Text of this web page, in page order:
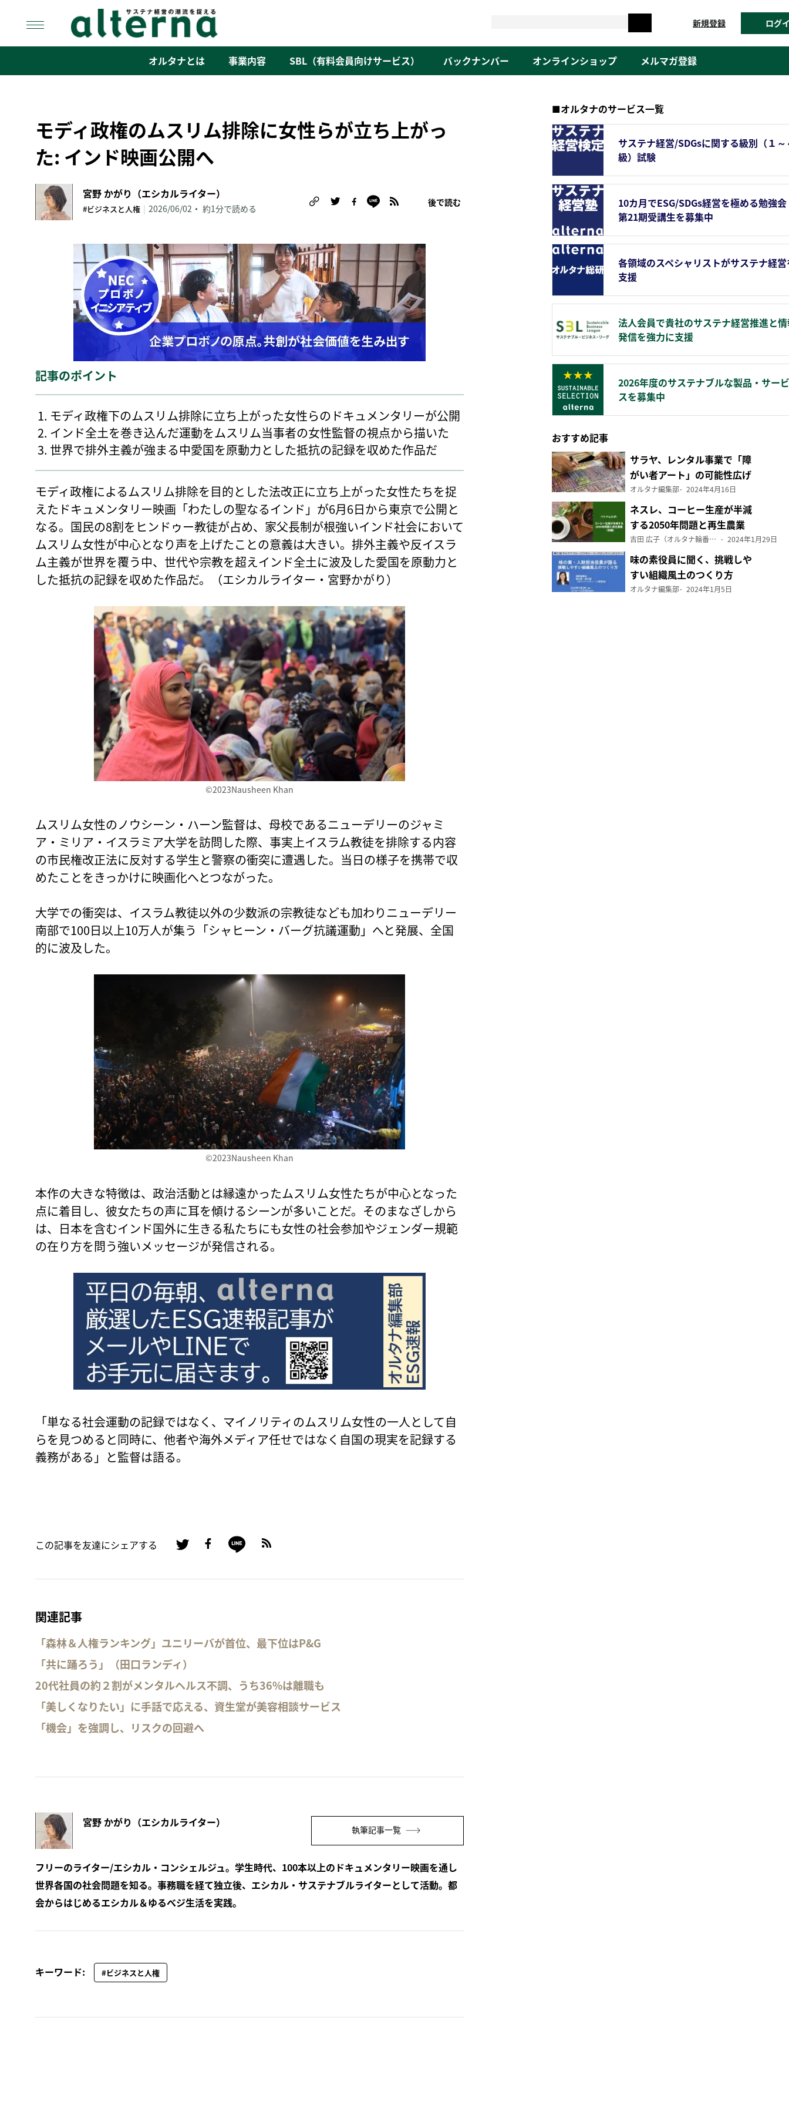
content
新規登録 ログ
オルタナとは 事業内容 SBL（有料会員向けサービス） バックナンバー オンラインショップ メルマガ登録
モディ政権のムスリム排除に女性らが立ち上がっ
た: インド映画公開へ
宮野 かがり（エシカルライター）
#ビジネスと人権 | 2026/06/02 約1分で読める
後で読む
記事のポイント
モディ政権下のムスリム排除に立ち上がった女性らのドキュメンタリーが公開
インド全土を巻き込んだ運動をムスリム当事者の女性監督の視点から描いた
世界で排外主義が強まる中愛国を原動力とした抵抗の記録を収めた作品だ
モディ政権によるムスリム排除を目的とした法改正に立ち上がった女性たちを捉
えたドキュメンタリー映画「わたしの聖なるインド」が6月6日から東京で公開と
なる。国民の8割をヒンドゥー教徒が占め、家父長制が根強いインド社会において
ムスリム女性が中心となり声を上げたことの意義は大きい。排外主義や反イスラ
ム主義が世界を覆う中、世代や宗教を超えインド全土に波及した愛国を原動力と
した抵抗の記録を収めた作品だ。（エシカルライター・宮野かがり）
©2023Nausheen Khan
ムスリム女性のノウシーン・ハーン監督は、母校であるニューデリーのジャミ
ア・ミリア・イスラミア大学を訪問した際、事実上イスラム教徒を排除する内容
の市民権改正法に反対する学生と警察の衝突に遭遇した。当日の様子を携帯で収
めたことをきっかけに映画化へとつながった。
大学での衝突は、イスラム教徒以外の少数派の宗教徒なども加わりニューデリー
南部で100日以上10万人が集う「シャヒーン・バーグ抗議運動」へと発展、全国
的に波及した。
©2023Nausheen Khan
本作の大きな特徴は、政治活動とは縁遠かったムスリム女性たちが中心となった
点に着目し、彼女たちの声に耳を傾けるシーンが多いことだ。そのまなざしから
は、日本を含むインド国外に生きる私たちにも女性の社会参加やジェンダー規範
の在り方を問う強いメッセージが発信される。
「単なる社会運動の記録ではなく、マイノリティのムスリム女性の一人として自
らを見つめると同時に、他者や海外メディア任せではなく自国の現実を記録する
義務がある」と監督は語る。
この記事を友達にシェアする
関連記事
「森林＆人権ランキング」ユニリーバが首位、最下位はP&G
「共に踊ろう」（田口ランディ）
20代社員の約２割がメンタルヘルス不調、うち36%は離職も
「美しくなりたい」に手話で応える、資生堂が美容相談サービス
「機会」を強調し、リスクの回避へ
宮野 かがり（エシカルライター）
執筆記事一覧
フリーのライター/エシカル・コンシェルジュ。学生時代、100本以上のドキュメンタリー映画を通し
世界各国の社会問題を知る。事務職を経て独立後、エシカル・サステナブルライターとして活動。都
会からはじめるエシカル＆ゆるべジ生活を実践。
キーワード: #ビジネスと人権
■オルタナのサービス一覧
サステナ経営/SDGsに関する級別（１～
級）試験
10カ月でESG/SDGs経営を極める勉強
第21期受講生を募集中
各領域のスペシャリストがサステナ経
支援
法人会員で貴社のサステナ経営推進と
発信を強力に支援
2026年度のサステナブルな製品・サービ
スを募集中
おすすめ記事
サラヤ、レンタル事業で「障
がい者アート」の可能性広げ
る
オルタナ編集部 2024年4月16日
ネスレ、コーヒー生産が半減
する2050年問題と再生農業
（前編）
吉田 広子（オルタナ輪番編集長） 2024年1月29日
味の素役員に聞く、挑戦しや
すい組織風土のつくり方
オルタナ編集部 2024年1月5日